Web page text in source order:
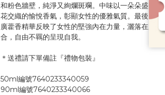
和粉色牆壁，純淨又絢爛斑斕。中味以一朵朵盛開的
花交織的愉悅香氣，彰顯女性的優雅氣質。最後，雪
廣藿香精華反映了女性的堅強內在力量，灑落在肌膚
合，自由不羈的呈現自我。
＊送禮請下單備註『禮物包裝』
50ml編號7640233340059
90ml編號7640233340066